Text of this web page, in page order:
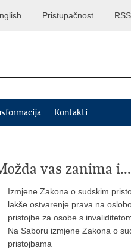
RSS
Pristupačnost
Kontakti
vas zanima i...
Izmjene Zakona o sudskim
lakše ostvarenje prava na
pristojbe za osobe s
Na Saboru izmjene Zakona o
pristojbama